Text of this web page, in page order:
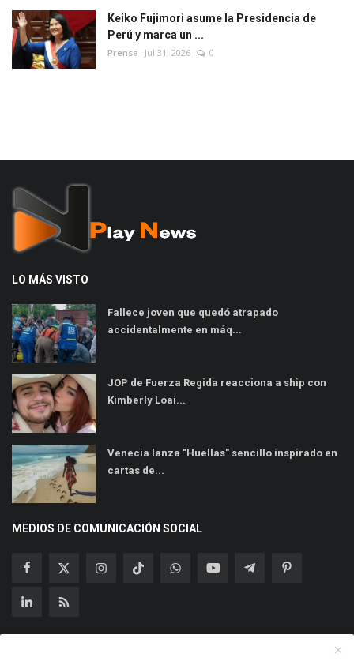
Keiko Fujimori asume la Presidencia de
Perú y marca un ...
Prensa Jul 31, 2026 0
LO MÁS VISTO
Fallece joven que quedó atrapado
accidentalmente en máq...
JOP de Fuerza Regida reacciona a ship con
Kimberly Loai...
Venecia lanza "Huellas" sencillo inspirado en
cartas de...
MEDIOS DE COMUNICACIÓN SOCIAL